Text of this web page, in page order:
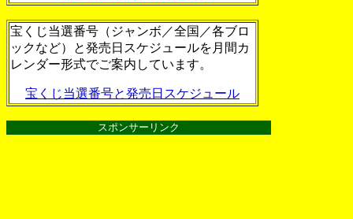
宝くじ当選番号（ジャンボ／全国／各ブロ
ックなど）と発売日スケジュールを月間カ
レンダー形式でご案内しています。
宝くじ当選番号と発売日スケジュール
スポンサーリンク